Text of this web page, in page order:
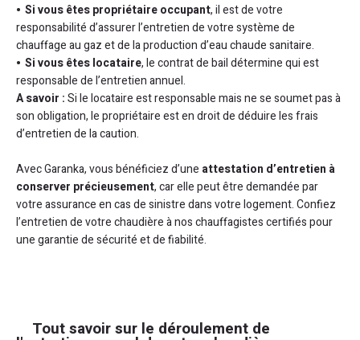
Si vous êtes propriétaire occupant, il est de votre
responsabilité d’assurer l’entretien de votre système de
chauffage au gaz et de la production d’eau chaude sanitaire.
Si vous êtes locataire, le contrat de bail détermine qui est
responsable de l’entretien annuel.
A savoir :Si le locataire est responsable mais ne se soumet pas à
son obligation, le propriétaire est en droit de déduire les frais
d’entretien de la caution.
Avec Garanka, vous bénéficiez d’une attestation d’entretien à
conserver précieusement, car elle peut être demandée par
votre assurance en cas de sinistre dans votre logement. Confiez
l’entretien de votre chaudière à nos chauffagistes certifiés pour
une garantie de sécurité et de fiabilité.
Tout savoir sur le déroulement de